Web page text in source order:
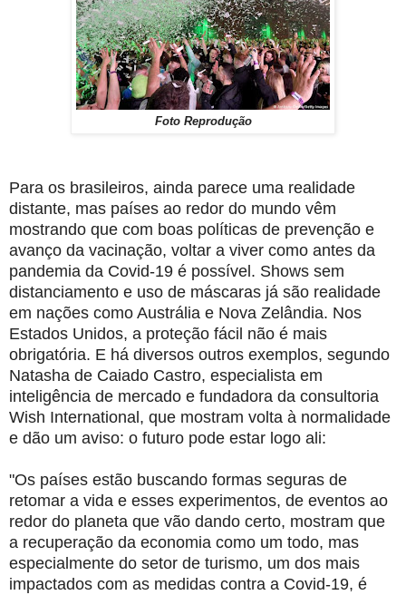
Foto Reprodução
Para os brasileiros, ainda parece uma realidade
distante, mas países ao redor do mundo vêm
mostrando que com boas políticas de prevenção e
avanço da vacinação, voltar a viver como antes da
pandemia da Covid-19 é possível. Shows sem
distanciamento e uso de máscaras já são realidade
em nações como Austrália e Nova Zelândia. Nos
Estados Unidos, a proteção fácil não é mais
obrigatória. E há diversos outros exemplos, segundo
Natasha de Caiado Castro, especialista em
inteligência de mercado e fundadora da consultoria
Wish International, que mostram volta à normalidade
e dão um aviso: o futuro pode estar logo ali:
"Os países estão buscando formas seguras de
retomar a vida e esses experimentos, de eventos ao
redor do planeta que vão dando certo, mostram que
a recuperação da economia como um todo, mas
especialmente do setor de turismo, um dos mais
impactados com as medidas contra a Covid-19, é